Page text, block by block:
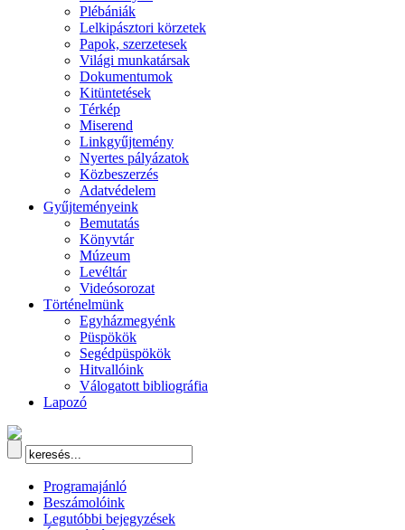
Plébániák
Lelkipásztori körzetek
Papok, szerzetesek
Világi munkatársak
Dokumentumok
Kitüntetések
Térkép
Miserend
Linkgyűjtemény
Nyertes pályázatok
Közbeszerzés
Adatvédelem
Gyűjteményeink
Bemutatás
Könyvtár
Múzeum
Levéltár
Videósorozat
Történelmünk
Egyházmegyénk
Püspökök
Segédpüspökök
Hitvallóink
Válogatott bibliográfia
Lapozó
Programajánló
Beszámolóink
Legutóbbi bejegyzések